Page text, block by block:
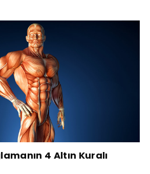
4 Altın Kuralı